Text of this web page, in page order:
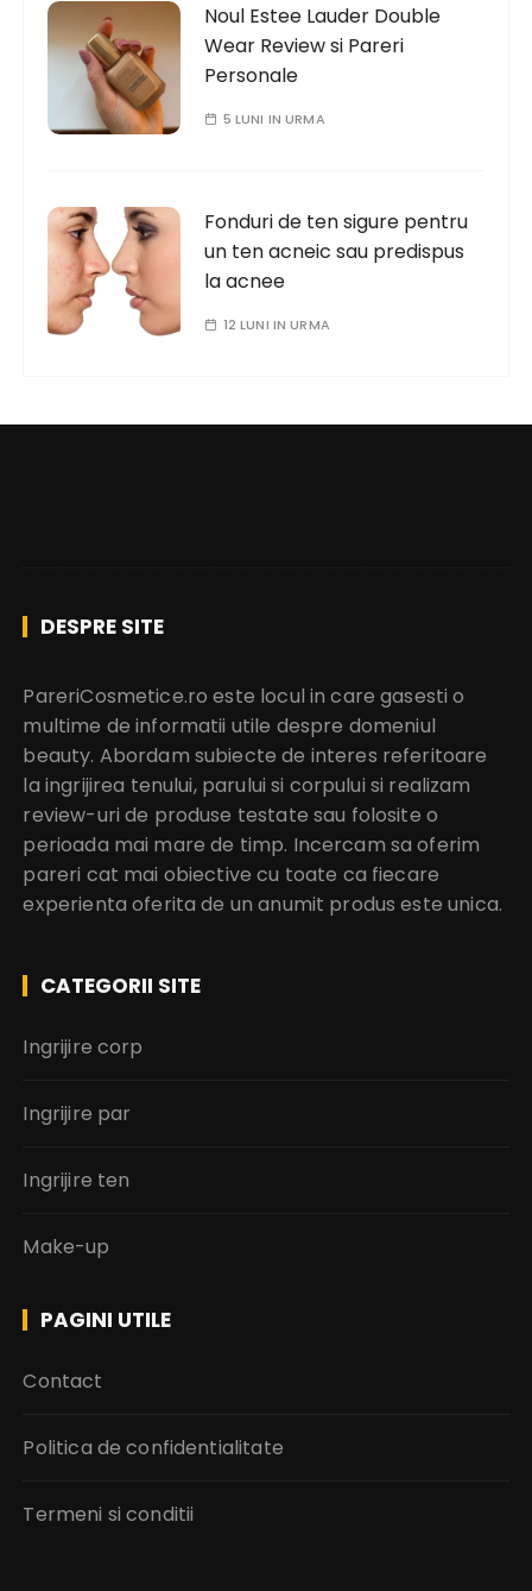
Noul Estee Lauder Double
Wear Review si Pareri
Personale
5 LUNI IN URMA
Fonduri de ten sigure pentru
un ten acneic sau predispus
la acnee
12 LUNI IN URMA
DESPRE SITE
PareriCosmetice.ro este locul in care gasesti o
multime de informatii utile despre domeniul
beauty. Abordam subiecte de interes referitoare
la ingrijirea tenului, parului si corpului si realizam
review-uri de produse testate sau folosite o
perioada mai mare de timp. Incercam sa oferim
pareri cat mai obiective cu toate ca fiecare
experienta oferita de un anumit produs este unica.
CATEGORII SITE
Ingrijire corp
Ingrijire par
Ingrijire ten
Make-up
PAGINI UTILE
Contact
Politica de confidentialitate
Termeni si conditii